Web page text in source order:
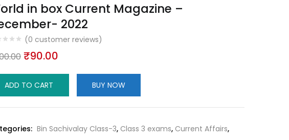
in box Current Magazine –
2022
(0 customer reviews)
Original
was:
₹100.00.
₹90.00
₹90.00.
ADD TO CART BUY NOW
Bin Sachivalay Class-3, Class 3 exams, Current Affairs,